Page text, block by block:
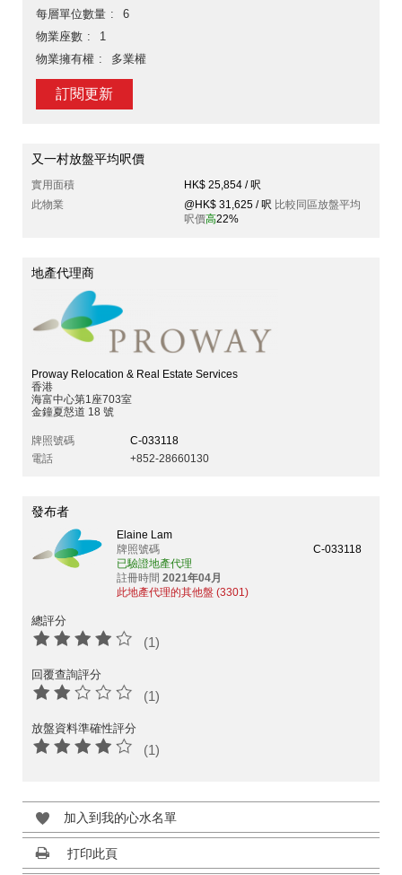
每層單位數量
6
物業座數
1
物業擁有權
多業權
訂閱更新
又一村放盤平均呎價
實用面積
HK$ 25,854 / 呎
此物業
@HK$ 31,625 / 呎 比較同區放盤平均
呎價高22%
地產代理商
Proway Relocation & Real Estate Services
香港
海富中心第1座703室
金鐘夏慤道 18 號
牌照號碼
C-033118
電話
+852-28660130
發布者
Elaine Lam
牌照號碼
C-033118
已驗證地產代理
註冊時間 2021年04月
此地產代理的其他盤 (3301)
總評分
(1)
回覆查詢評分
(1)
放盤資料準確性評分
(1)
加入到我的心水名單
打印此頁